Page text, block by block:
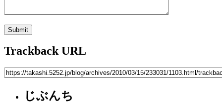
Trackback URL
じぶんち